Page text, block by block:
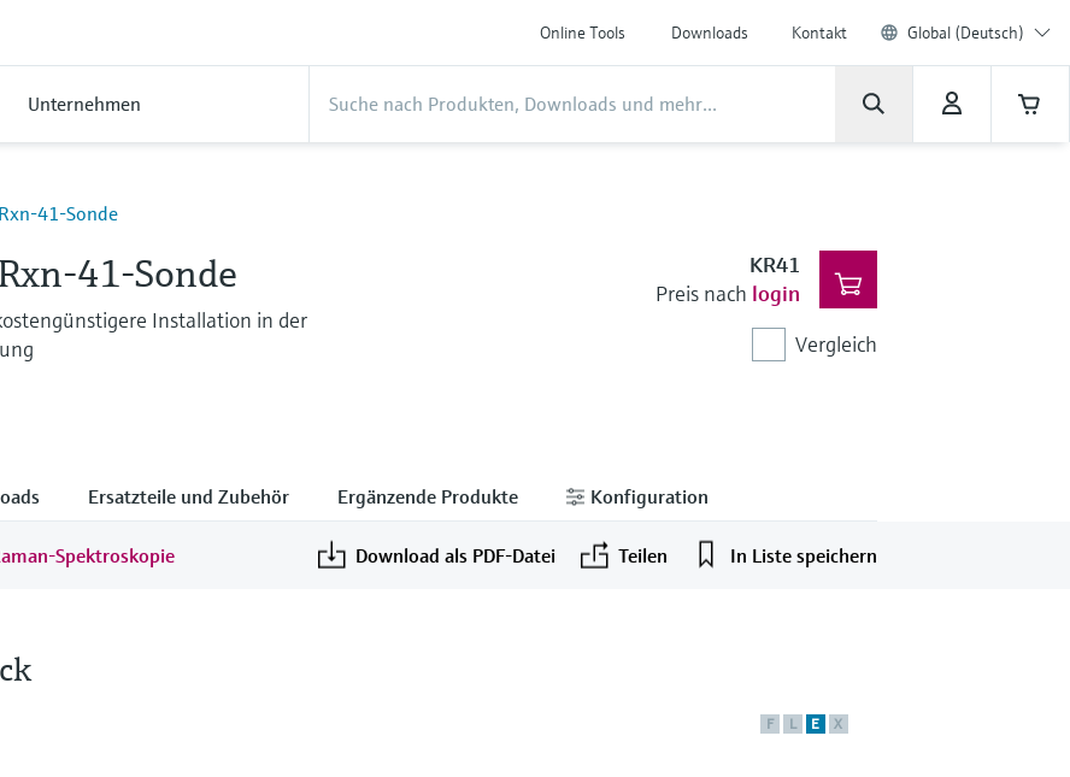
Online Tools Downloads Kontakt Global (Deutsch)
Unternehmen
41-Sonde
41-Sonde
Installation in der
KR41
Preis nach login
Vergleich
Ersatzteile und Zubehör Ergänzende Produkte Konfiguration
Spektroskopie Download als PDF-Datei Teilen In Liste speichern
F L E X